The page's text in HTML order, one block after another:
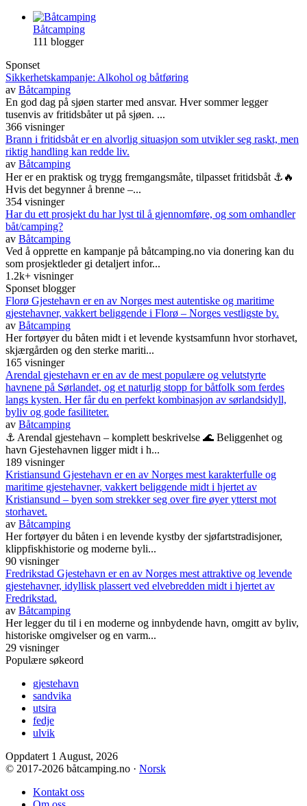
Båtcamping
111 blogger
Sponset
Sikkerhetskampanje: Alkohol og båtføring
av Båtcamping
En god dag på sjøen starter med ansvar. Hver sommer legger
tusenvis av fritidsbåter ut på sjøen. ...
366 visninger
Brann i fritidsbåt er en alvorlig situasjon som utvikler seg raskt, men
riktig handling kan redde liv.
av Båtcamping
Her er en praktisk og trygg fremgangsmåte, tilpasset fritidsbåt ⚓🔥
Hvis det begynner å brenne –...
354 visninger
Har du ett prosjekt du har lyst til å gjennomføre, og som omhandler
båt/camping?
av Båtcamping
Ved å opprette en kampanje på båtcamping.no via donering kan du
som prosjektleder gi detaljert infor...
1.2k+ visninger
Sponset blogger
Florø Gjestehavn er en av Norges mest autentiske og maritime
gjestehavner, vakkert beliggende i Florø – Norges vestligste by.
av Båtcamping
Her fortøyer du båten midt i et levende kystsamfunn hvor storhavet,
skjærgården og den sterke mariti...
165 visninger
Arendal gjestehavn er en av de mest populære og velutstyrte
havnene på Sørlandet, og et naturlig stopp for båtfolk som ferdes
langs kysten. Her får du en perfekt kombinasjon av sørlandsidyll,
byliv og gode fasiliteter.
av Båtcamping
⚓ Arendal gjestehavn – komplett beskrivelse 🌊 Beliggenhet og
havn Gjestehavnen ligger midt i h...
189 visninger
Kristiansund Gjestehavn er en av Norges mest karakterfulle og
maritime gjestehavner, vakkert beliggende midt i hjertet av
Kristiansund – byen som strekker seg over fire øyer ytterst mot
storhavet.
av Båtcamping
Her fortøyer du båten i en levende kystby der sjøfartstradisjoner,
klippfiskhistorie og moderne byli...
90 visninger
Fredrikstad Gjestehavn er en av Norges mest attraktive og levende
gjestehavner, idyllisk plassert ved elvebredden midt i hjertet av
Fredrikstad.
av Båtcamping
Her legger du til i en moderne og innbydende havn, omgitt av byliv,
historiske omgivelser og en varm...
29 visninger
Populære søkeord
gjestehavn
sandvika
utsira
fedje
ulvik
Oppdatert 1 August, 2026
© 2017-2026 båtcamping.no · Norsk
Kontakt oss